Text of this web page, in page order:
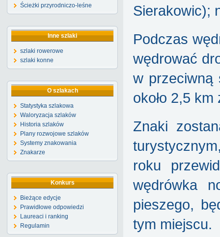
Ścieżki przyrodniczo-leśne
Inne szlaki
szlaki rowerowe
szlaki konne
O szlakach
Statystyka szlakowa
Waloryzacja szlaków
Historia szlaków
Plany rozwojowe szlaków
Systemy znakowania
Znakarze
Konkurs
Bieżące edycje
Prawidłowe odpowiedzi
Laureaci i ranking
Regulamin
Sierakowic);
Podczas
wędrować
w przeciwną
około 2,5
Znaki
roku
wędrówka
pieszego,
tym miejscu.